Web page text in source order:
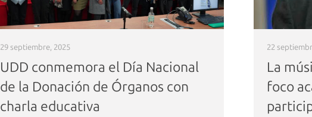
29 septiembre, 2025
UDD conmemora el Día Nacional
de la Donación de Órganos con
charla educativa
22
La
foco